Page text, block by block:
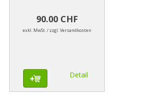
90.00 CHF
exkl. MwSt. / zzgl. Versandkosten
Detail